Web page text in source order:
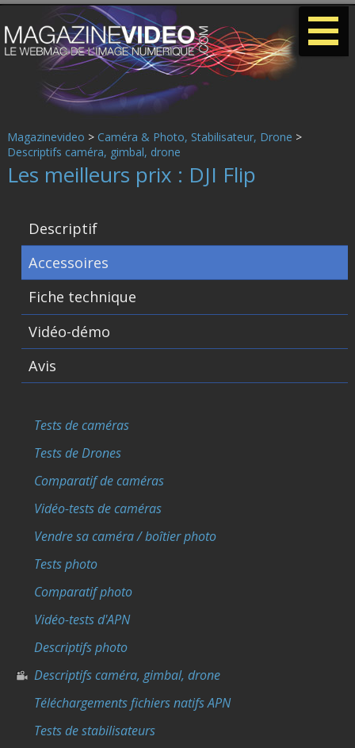
Magazinevideo > Caméra & Photo, Stabilisateur, Drone >
Descriptifs caméra, gimbal, drone
Les meilleurs prix : DJI Flip
Descriptif
Accessoires
Fiche technique
Vidéo-démo
Avis
Tests de caméras
Tests de Drones
Comparatif de caméras
Vidéo-tests de caméras
Vendre sa caméra / boîtier photo
Tests photo
Comparatif photo
Vidéo-tests d'APN
Descriptifs photo
Descriptifs caméra, gimbal, drone
Téléchargements fichiers natifs APN
Tests de stabilisateurs
-
-
-